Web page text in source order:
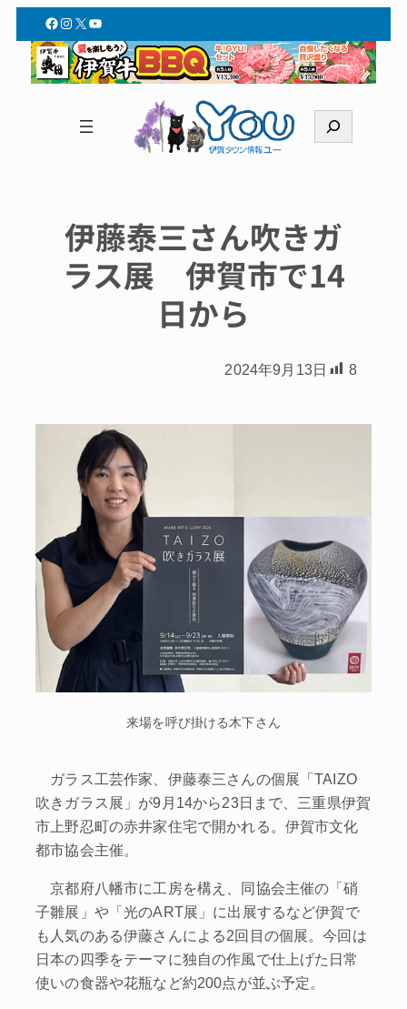
Facebook
Instagram
X YouTube
索
伊藤泰三さん吹きガ
ラス展 伊賀市で14
日から
2024年9月13日 8
来場を呼び掛ける木下さん
ガラス工芸作家、伊藤泰三さんの個展「TAIZO
吹きガラス展」が9月14から23日まで、三重県伊賀
市上野忍町の赤井家住宅で開かれる。伊賀市文化
都市協会主催。
京都府八幡市に工房を構え、同協会主催の「硝
子雛展」や「光のART展」に出展するなど伊賀で
も人気のある伊藤さんによる2回目の個展。今回は
日本の四季をテーマに独自の作風で仕上げた日常
使いの食器や花瓶など約200点が並ぶ予定。